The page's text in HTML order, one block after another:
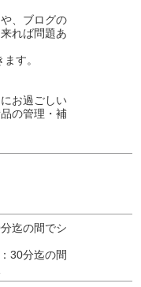
、ブログの
れば問題あ
す。
お過ごしい
の管理・補
迄の間でシ
30分迄の間